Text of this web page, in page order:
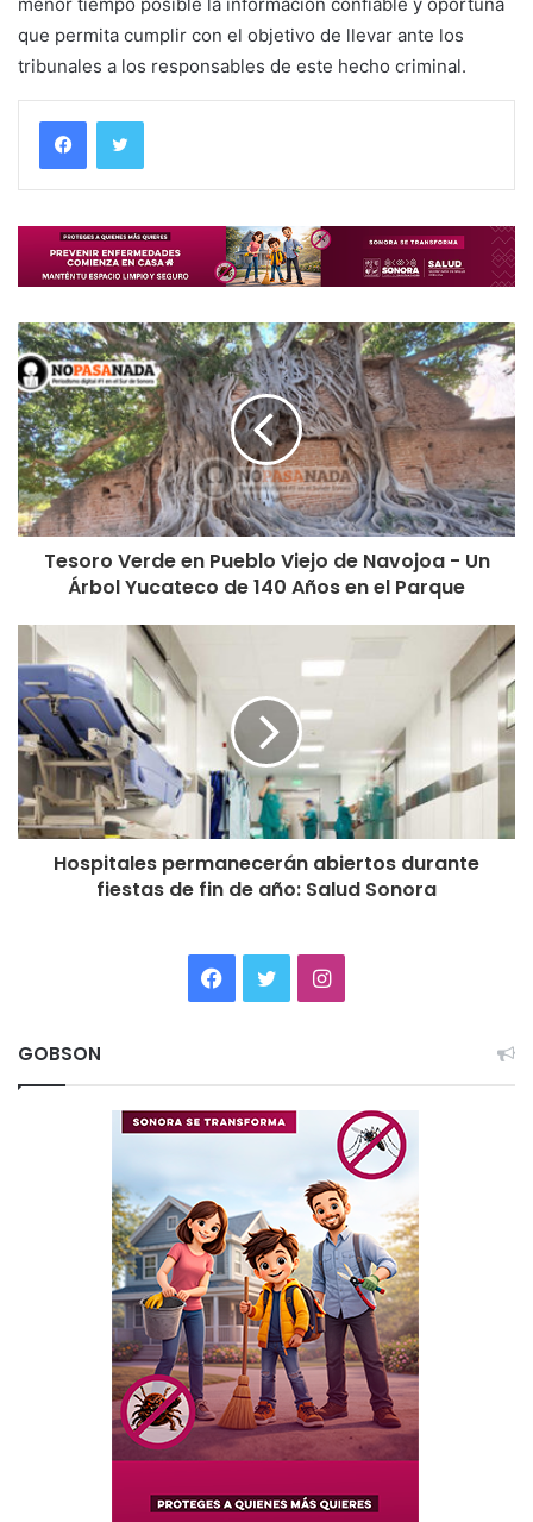
que permita cumplir con el objetivo de llevar ante los
tribunales a los responsables de este hecho criminal.
Tesoro Verde en Pueblo Viejo de Navojoa - Un
Árbol Yucateco de 140 Años en el Parque
Hospitales permanecerán abiertos durante
fiestas de fin de año: Salud Sonora
Facebook
TwitterInstagram
GOBSON